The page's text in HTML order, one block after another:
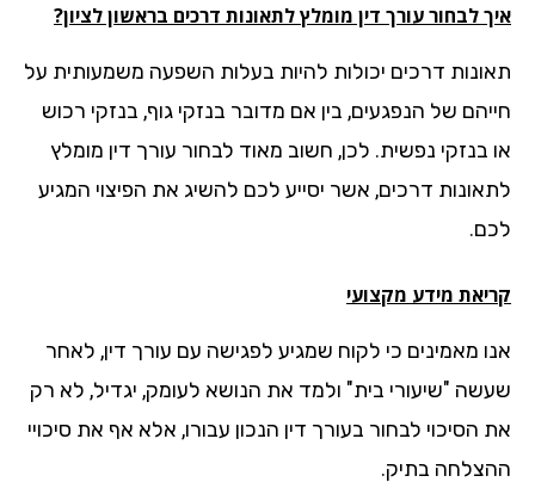
לבחור עורך דין מומלץ לתאונות דרכים בראשון לציון?
דרכים יכולות להיות בעלות השפעה משמעותית על
של הנפגעים, בין אם מדובר בנזקי גוף, בנזקי רכוש
בנזקי נפשית. לכן, חשוב מאוד לבחור עורך דין מומלץ
דרכים, אשר יסייע לכם להשיג את הפיצוי המגיע
מידע מקצועי
מאמינים כי לקוח שמגיע לפגישה עם עורך דין, לאחר
"שיעורי בית" ולמד את הנושא לעומק, יגדיל, לא רק
הסיכוי לבחור בעורך דין הנכון עבורו, אלא אף את סיכויי
בתיק.